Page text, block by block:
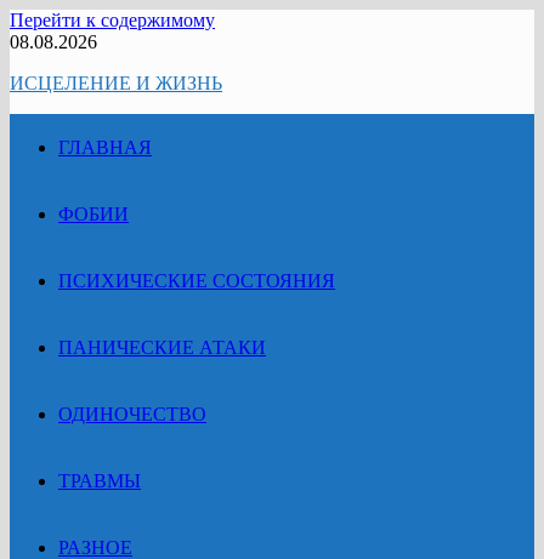
Перейти к содержимому
08.08.2026
ИСЦЕЛЕНИЕ И ЖИЗНЬ
ГЛАВНАЯ
ФОБИИ
ПСИХИЧЕСКИЕ СОСТОЯНИЯ
ПАНИЧЕСКИЕ АТАКИ
ОДИНОЧЕСТВО
ТРАВМЫ
РАЗНОЕ